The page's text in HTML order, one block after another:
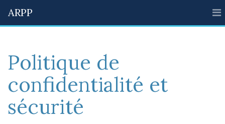
ARPP
Politique de
confidentialité et
sécurité